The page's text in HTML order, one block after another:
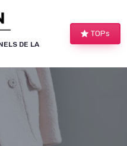
DE LA
TOPs